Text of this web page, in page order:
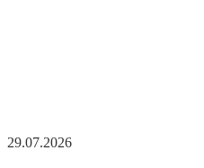
29.07.2026